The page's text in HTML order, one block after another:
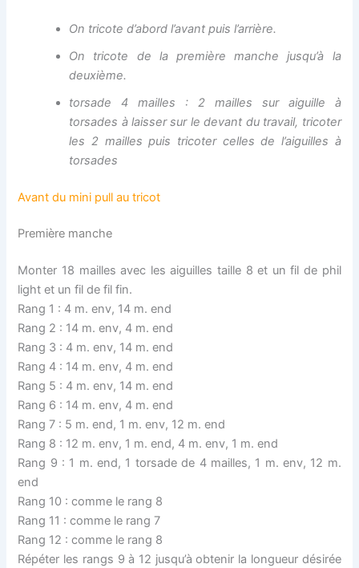
On tricote d’abord l’avant puis l’arrière.
On tricote de la première manche jusqu’à la
deuxième.
torsade 4 mailles : 2 mailles sur aiguille à
torsades à laisser sur le devant du travail, tricoter
les 2 mailles puis tricoter celles de l’aiguilles à
torsades
Avant du mini pull au tricot
Première manche
Monter 18 mailles avec les aiguilles taille 8 et un fil de phil
light et un fil de fil fin.
Rang 1 : 4 m. env, 14 m. end
Rang 2 : 14 m. env, 4 m. end
Rang 3 : 4 m. env, 14 m. end
Rang 4 : 14 m. env, 4 m. end
Rang 5 : 4 m. env, 14 m. end
Rang 6 : 14 m. env, 4 m. end
Rang 7 : 5 m. end, 1 m. env, 12 m. end
Rang 8 : 12 m. env, 1 m. end, 4 m. env, 1 m. end
Rang 9 : 1 m. end, 1 torsade de 4 mailles, 1 m. env, 12 m.
end
Rang 10 : comme le rang 8
Rang 11 : comme le rang 7
Rang 12 : comme le rang 8
Répéter les rangs 9 à 12 jusqu’à obtenir la longueur désirée